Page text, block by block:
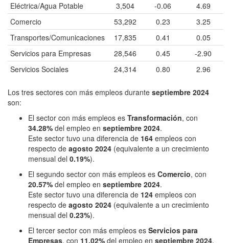
Eléctrica/Agua Potable
3,504 -0.06
4.69
Comercio
53,292 0.23
3.25
Transportes/Comunicaciones
17,835 0.41
0.05
Servicios para Empresas
28,546 0.45
-2.90
Servicios Sociales
24,314 0.80 2.96
Los tres sectores con más empleos durante septiembre 2024
son:
El sector con más empleos es Transformación, con
34.28% del empleo en septiembre 2024.
Este sector tuvo una diferencia de 164 empleos con
respecto de agosto 2024 (equivalente a un crecimiento
mensual del 0.19%).
El segundo sector con más empleos es Comercio, con
20.57% del empleo en septiembre 2024.
Este sector tuvo una diferencia de 124 empleos con
respecto de agosto 2024 (equivalente a un crecimiento
mensual del 0.23%).
El tercer sector con más empleos es Servicios para
Empresas, con 11.02% del empleo en septiembre 2024.